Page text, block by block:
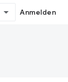
Anmelden